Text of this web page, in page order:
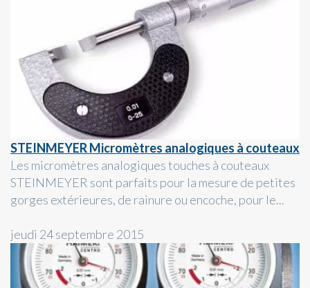
STEINMEYER Micromètres analogiques à couteaux
Les micromètres analogiques touches à couteaux
STEINMEYER sont parfaits pour la mesure de petites
gorges extérieures, de rainure ou encoche, pour le...
jeudi 24 septembre 2015